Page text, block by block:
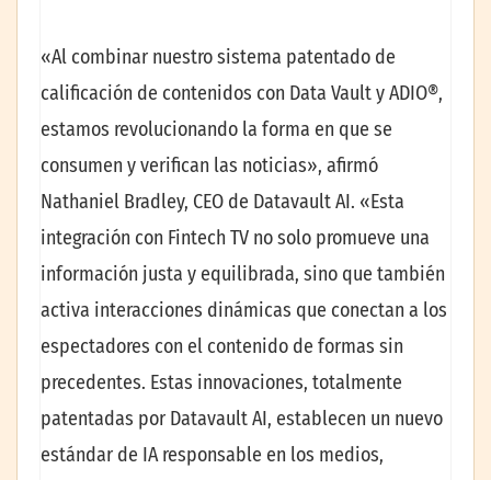
«Al combinar nuestro sistema patentado de
calificación de contenidos con Data Vault y ADIO®,
estamos revolucionando la forma en que se
consumen y verifican las noticias», afirmó
Nathaniel Bradley, CEO de Datavault AI. «Esta
integración con Fintech TV no solo promueve una
información justa y equilibrada, sino que también
activa interacciones dinámicas que conectan a los
espectadores con el contenido de formas sin
precedentes. Estas innovaciones, totalmente
patentadas por Datavault AI, establecen un nuevo
estándar de IA responsable en los medios,